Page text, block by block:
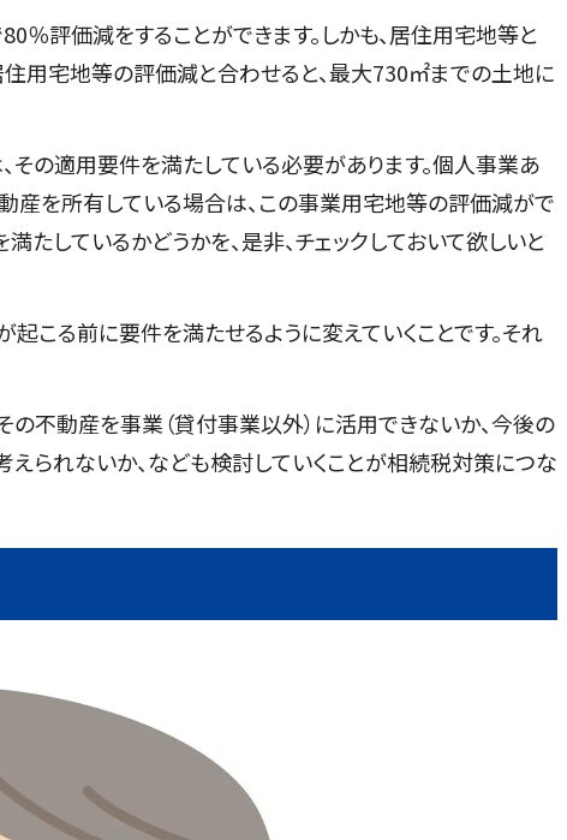
評価減をすることができます。しかも、居住用宅地等と
住用宅地等の評価減と合わせると、最大730㎡までの土地に
その適用要件を満たしている必要があります。個人事業あ
産を所有している場合は、この事業用宅地等の評価減がで
たしているかどうかを、是非、チェックしておいて欲しいと
こる前に要件を満たせるように変えていくことです。それ
不動産を事業（貸付事業以外）に活用できないか、今後の
られないか、なども検討していくことが相続税対策につな